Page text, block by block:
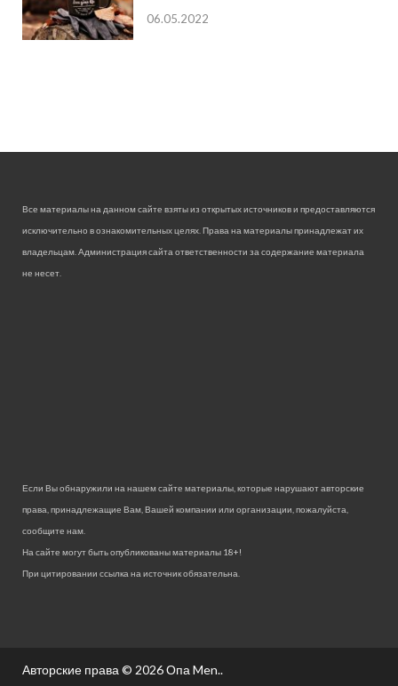
06.05.2022
Все материалы на данном сайте взяты из открытых источников и предоставляются
исключительно в ознакомительных целях. Права на материалы принадлежат их
владельцам. Администрация сайта ответственности за содержание материала
не несет.
Если Вы обнаружили на нашем сайте материалы, которые нарушают авторские
права, принадлежащие Вам, Вашей компании или организации, пожалуйста,
сообщите нам.
На сайте могут быть опубликованы материалы 18+!
При цитировании ссылка на источник обязательна.
Авторские права © 2026Опа Men..